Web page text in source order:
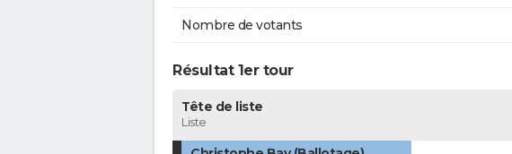
Nombre de votants
Résultat 1er tour
Tête de liste
Liste